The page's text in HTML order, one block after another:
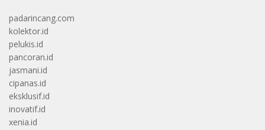
padarincang.com
kolektor.id
pelukis.id
pancoran.id
jasmani.id
cipanas.id
eksklusif.id
inovatif.id
xenia.id